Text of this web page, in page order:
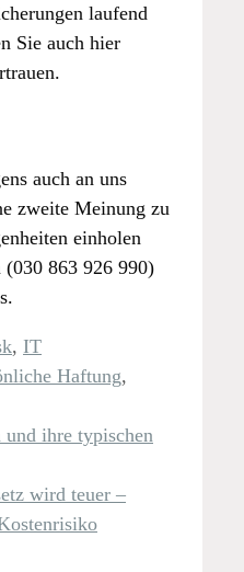
laufend
Sie auch hier
auch an uns
zweite Meinung zu
einholen
863 926 990)
, IT
Haftung,
ihre typischen
wird teuer –